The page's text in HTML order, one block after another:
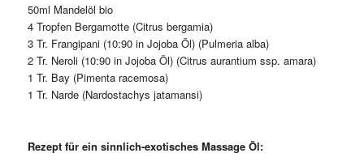
50ml Mandelöl bio
4 Tropfen Bergamotte (Citrus bergamia)
3 Tr. Frangipani (10:90 in Jojoba Öl) (Pulmeria alba)
2 Tr. Neroli (10:90 in Jojoba Öl) (Citrus aurantium ssp. amara)
1 Tr. Bay (Pimenta racemosa)
1 Tr. Narde (Nardostachys jatamansi)
Rezept für ein sinnlich-exotisches Massage Öl: